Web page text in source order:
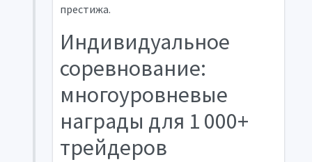
престижа.
Индивидуальное
соревнование:
многоуровневые
награды для 1 000+
трейдеров